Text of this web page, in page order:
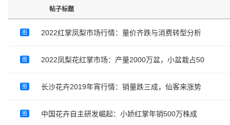
帖子标题
图 2022红掌凤梨市场行情：量价齐跌与消费转型分析
图 2022凤梨花红掌市场：产量2000万盆，小盆栽占50
图 长沙花卉2019年宵行情：销量跌三成，仙客来涨势
图 中国花卉自主研发崛起：小娇红掌年销500万株成